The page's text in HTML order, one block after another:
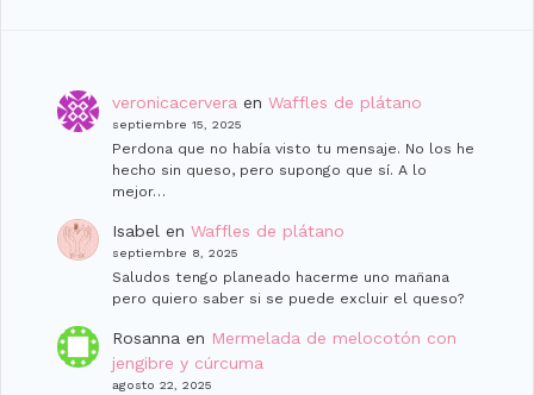
veronicacervera en Waffles de plátano
septiembre 15, 2025
Perdona que no había visto tu mensaje. No los he
hecho sin queso, pero supongo que sí. A lo
mejor…
Isabel en Waffles de plátano
septiembre 8, 2025
Saludos tengo planeado hacerme uno man̈ana
pero quiero saber si se puede excluir el queso?
Rosannaen Mermelada de melocotón con
jengibre y cúrcuma
agosto 22, 2025